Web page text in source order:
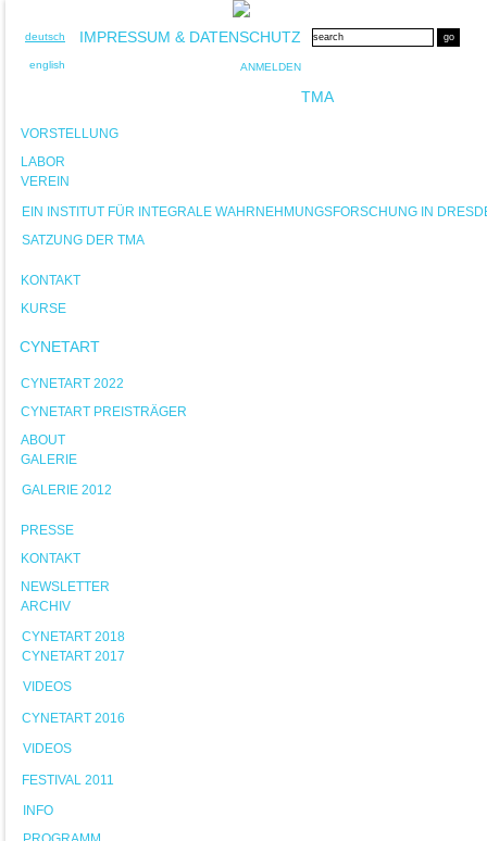
deutsch
english
IMPRESSUM & DATENSCHUTZ
ANMELDEN
TMA
VORSTELLUNG
LABOR
VEREIN
EIN INSTITUT FÜR INTEGRALE WAHRNEHMUNGSFORSCHUNG IN
SATZUNG DER TMA
KONTAKT
KURSE
CYNETART
CYNETART 2022
CYNETART PREISTRÄGER
ABOUT
GALERIE
GALERIE 2012
PRESSE
KONTAKT
NEWSLETTER
ARCHIV
CYNETART 2018
CYNETART 2017
VIDEOS
CYNETART 2016
VIDEOS
FESTIVAL 2011
INFO